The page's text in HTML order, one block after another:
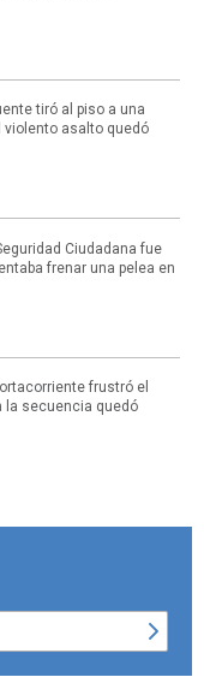
tiró al piso a una
violento asalto quedó
Ciudadana fue
frenar una pelea en
frustró el
la secuencia quedó